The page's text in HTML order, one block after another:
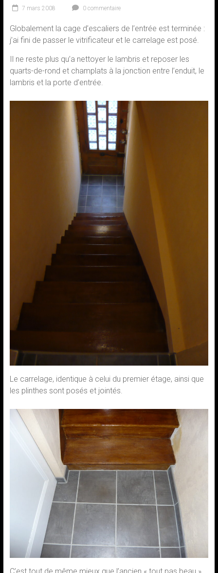
7 mars 2008 0 commentaire
Globalement la cage d’escaliers de l’entrée est terminée :
j’ai fini de passer le vitrificateur et le carrelage est posé.
Il ne reste plus qu’a nettoyer le lambris et reposer les
quarts-de-rond et champlats à la jonction entre l’enduit, le
lambris et la porte d’entrée.
Le carrelage, identique à celui du premier étage, ainsi que
les plinthes sont posés et jointés.